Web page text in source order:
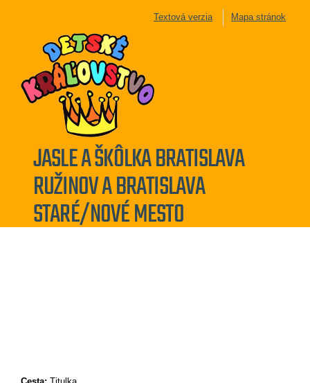
Textová verzia Mapa stránok
JASLE A ŠKÔLKA BRATISLAVA
RUŽINOV A BRATISLAVA
STARÉ/NOVÉ MESTO